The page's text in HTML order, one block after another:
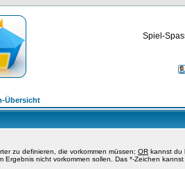
Spiel-
Übersicht
zu definieren, die vorkommen müssen; OR kannst du
Ergebnis nicht vorkommen sollen. Das *-Zeichen